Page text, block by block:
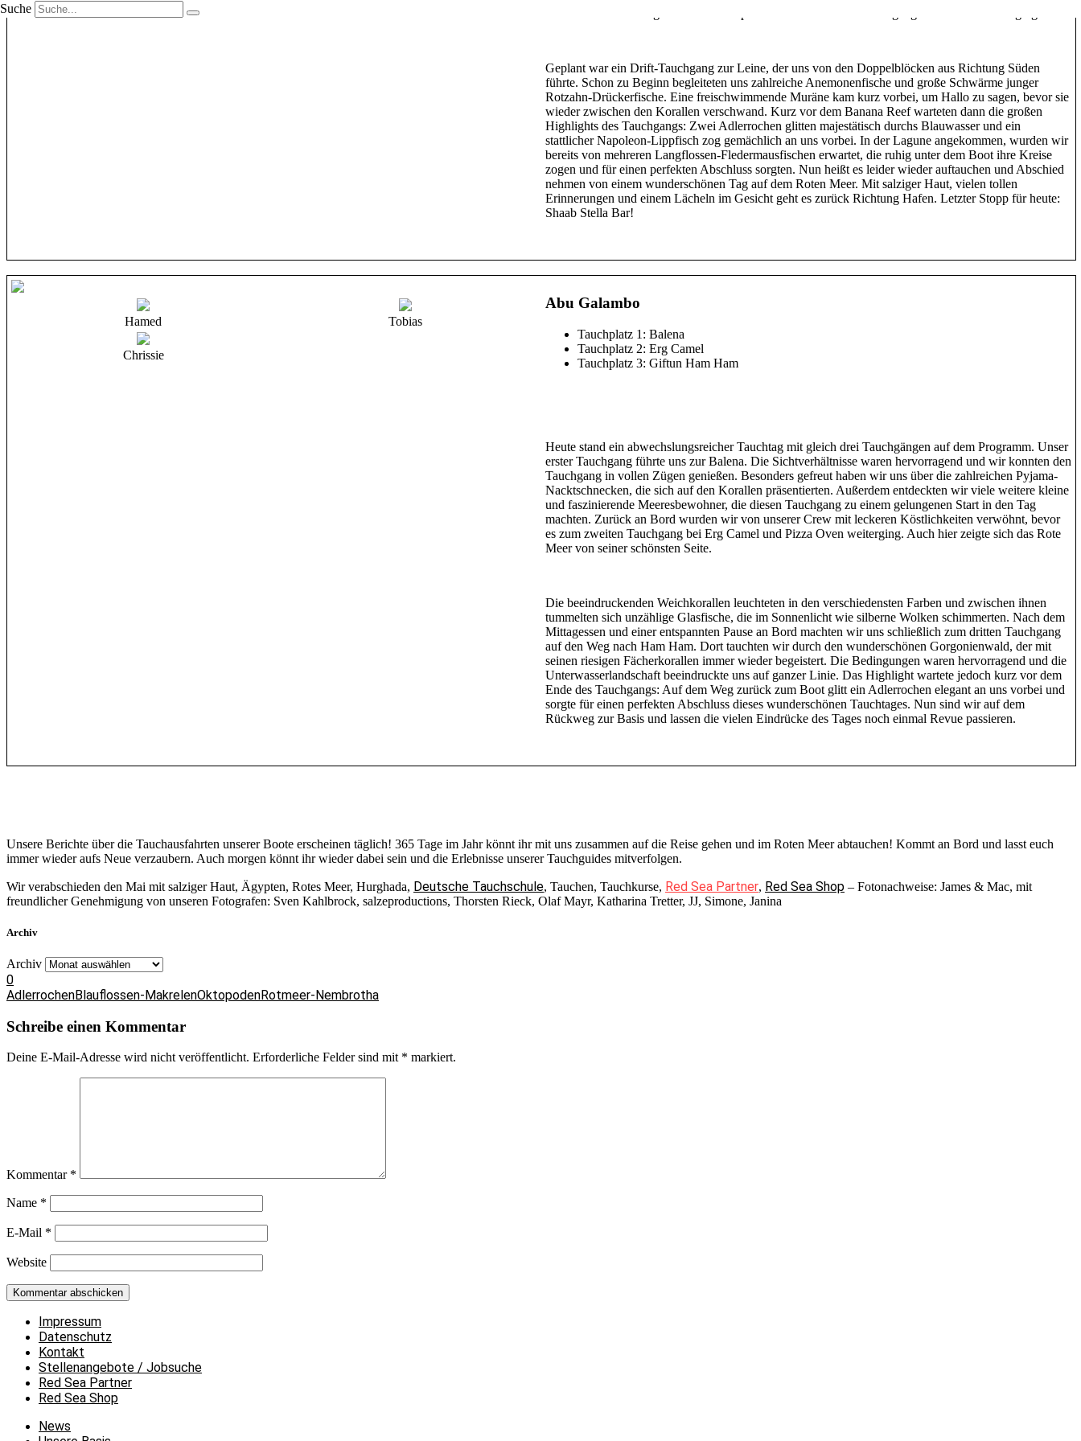
Suche
Geplant war ein Drift-Tauchgang zur Leine, der uns von den Doppelblöcken aus Richtung Süden
führte. Schon zu Beginn begleiteten uns zahlreiche Anemonenfische und große Schwärme junger
Rotzahn-Drückerfische. Eine freischwimmende Muräne kam kurz vorbei, um Hallo zu sagen, bevor sie
wieder zwischen den Korallen verschwand. Kurz vor dem Banana Reef warteten dann die großen
Highlights des Tauchgangs: Zwei Adlerrochen glitten majestätisch durchs Blauwasser und ein
stattlicher Napoleon-Lippfisch zog gemächlich an uns vorbei. In der Lagune angekommen, wurden wir
bereits von mehreren Langflossen-Fledermausfischen erwartet, die ruhig unter dem Boot ihre Kreise
zogen und für einen perfekten Abschluss sorgten. Nun heißt es leider wieder auftauchen und Abschied
nehmen von einem wunderschönen Tag auf dem Roten Meer. Mit salziger Haut, vielen tollen
Erinnerungen und einem Lächeln im Gesicht geht es zurück Richtung Hafen. Letzter Stopp für heute:
Shaab Stella Bar!
Hamed Tobias
Chrissie
Abu Galambo
Tauchplatz 1: Balena
Tauchplatz 2: Erg Camel
Tauchplatz 3: Giftun Ham Ham
Heute stand ein abwechslungsreicher Tauchtag mit gleich drei Tauchgängen auf dem Programm. Unser
erster Tauchgang führte uns zur Balena. Die Sichtverhältnisse waren hervorragend und wir konnten den
Tauchgang in vollen Zügen genießen. Besonders gefreut haben wir uns über die zahlreichen Pyjama-
Nacktschnecken, die sich auf den Korallen präsentierten. Außerdem entdeckten wir viele weitere kleine
und faszinierende Meeresbewohner, die diesen Tauchgang zu einem gelungenen Start in den Tag
machten. Zurück an Bord wurden wir von unserer Crew mit leckeren Köstlichkeiten verwöhnt, bevor
es zum zweiten Tauchgang bei Erg Camel und Pizza Oven weiterging. Auch hier zeigte sich das Rote
Meer von seiner schönsten Seite.
Die beeindruckenden Weichkorallen leuchteten in den verschiedensten Farben und zwischen ihnen
tummelten sich unzählige Glasfische, die im Sonnenlicht wie silberne Wolken schimmerten. Nach dem
Mittagessen und einer entspannten Pause an Bord machten wir uns schließlich zum dritten Tauchgang
auf den Weg nach Ham Ham. Dort tauchten wir durch den wunderschönen Gorgonienwald, der mit
seinen riesigen Fächerkorallen immer wieder begeistert. Die Bedingungen waren hervorragend und die
Unterwasserlandschaft beeindruckte uns auf ganzer Linie. Das Highlight wartete jedoch kurz vor dem
Ende des Tauchgangs: Auf dem Weg zurück zum Boot glitt ein Adlerrochen elegant an uns vorbei und
sorgte für einen perfekten Abschluss dieses wunderschönen Tauchtages. Nun sind wir auf dem
Rückweg zur Basis und lassen die vielen Eindrücke des Tages noch einmal Revue passieren.
Unsere Berichte über die Tauchausfahrten unserer Boote erscheinen täglich! 365 Tage im Jahr könnt ihr mit uns zusammen auf die Reise gehen und im Roten Meer abtauchen! Kommt an Bord und lasst euch
immer wieder aufs Neue verzaubern. Auch morgen könnt ihr wieder dabei sein und die Erlebnisse unserer Tauchguides mitverfolgen.
Wir verabschieden den Mai mit salziger Haut, Ägypten, Rotes Meer, Hurghada, Deutsche Tauchschule, Tauchen, Tauchkurse, Red Sea Partner, Red Sea Shop – Fotonachweise: James & Mac, mit
freundlicher Genehmigung von unseren Fotografen: Sven Kahlbrock, salzeproductions, Thorsten Rieck, Olaf Mayr, Katharina Tretter, JJ, Simone, Janina
Archiv
Archiv
0
AdlerrochenBlauflossen-MakrelenOktopodenRotmeer-Nembrotha
Schreibe einen Kommentar
Deine E-Mail-Adresse wird nicht veröffentlicht. Erforderliche Felder sind mit * markiert.
Kommentar *
Name *
E-Mail *
Website
Impressum
Datenschutz
Kontakt
Stellenangebote / Jobsuche
Red Sea Partner
Red Sea Shop
News